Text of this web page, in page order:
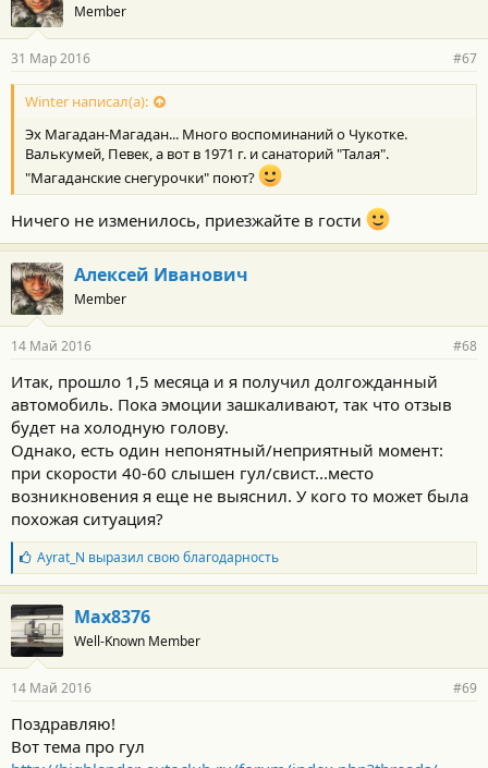
Member
31 Мар 2016 #67
Winter написал(а):
Эх Магадан-Магадан... Много воспоминаний о Чукотке.
Валькумей, Певек, а вот в 1971 г. и санаторий "Талая".
"Магаданские снегурочки" поют?
Ничего не изменилось, приезжайте в гости
Алексей Иванович
Member
14 Май 2016 #68
Итак, прошло 1,5 месяца и я получил долгожданный
автомобиль. Пока эмоции зашкаливают, так что отзыв
будет на холодную голову.
Однако, есть один непонятный/неприятный момент:
при скорости 40-60 слышен гул/свист...место
возникновения я еще не выяснил. У кого то может была
похожая ситуация?
Б
л
а
г
о
д
а
н
с
т
Ayrat_N выразил свою благодарность
Max8376
Well-Known Member
14 Май 2016 #69
Поздравляю!
Вот тема про гул